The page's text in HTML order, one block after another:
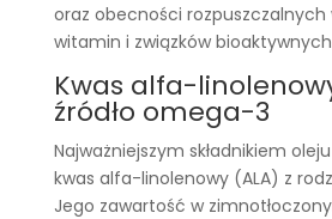
oraz obecności rozpuszczalnych
witamin i związków
Kwas alfa-
źródło omega-3
Najważniejszym składnikiem
kwas alfa-linolenowy (ALA) z
Jego zawartość w